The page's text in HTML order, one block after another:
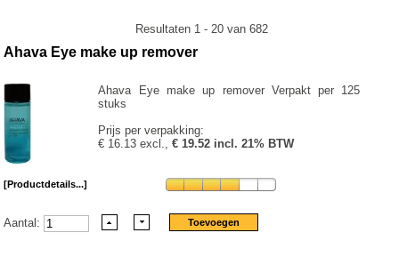
Resultaten 1 - 20 van 682
Ahava Eye make up remover
Ahava Eye make up remover Verpakt per 125
stuks
Prijs per verpakking:
€ 16.13 excl.,€ 19.52 incl. 21% BTW
[Productdetails...]
Aantal: